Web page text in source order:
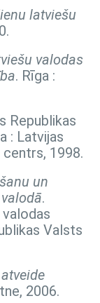
latviešu
valodas
. Rīga :
Republikas
: Latvijas
1998.
un
.
Valsts
2006.